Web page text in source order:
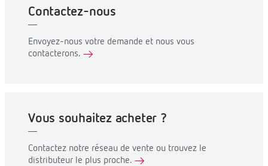
Contactez-nous
Envoyez-nous votre demande et nous vous
contacterons.
Vous souhaitez acheter ?
Contactez notre réseau de vente ou trouvez le
distributeur le plus proche.